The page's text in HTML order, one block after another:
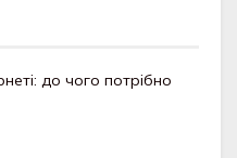
до чого потрібно